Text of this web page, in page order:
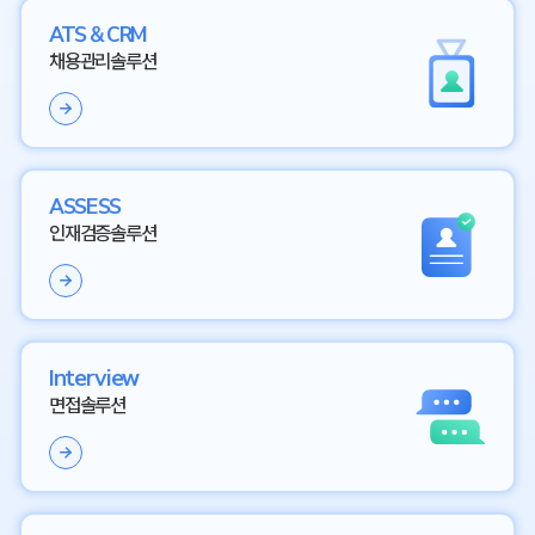
ATS & CRM
채용관리솔루션
ASSESS
인재검증솔루션
Interview
면접솔루션